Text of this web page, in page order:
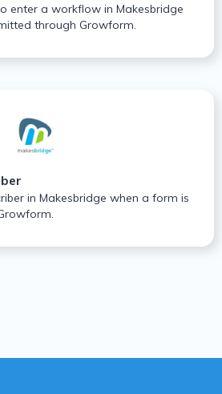
enter a workflow in Makesbridge
through Growform.
in Makesbridge when a form is